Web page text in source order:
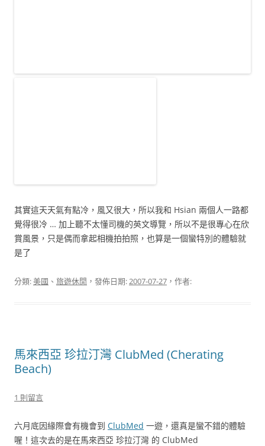
其實這天天氣有點冷，風又很大，所以我和 Hsian 兩個人一路都
覺得很冷 … 加上聽不太懂司機的英文導覽，所以不是很專心在欣
賞風景，只是偶而拿起相機拍拍照，也算是一個蠻特別的體驗就
是了
分類:美國 、 旅遊休閒 ，發佈日期:2007-07-27 ，作者:
馬來西亞 珍拉汀灣 ClubMed (Cherating
Beach)
1 則留言
六月底因緣際會有機會到 ClubMed 一遊，還真是蠻不錯的體驗
喔！這次去的是在馬來西亞 珍拉汀灣 的 ClubMed